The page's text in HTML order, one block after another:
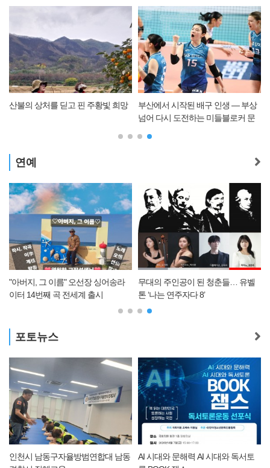
산불의 상처를 딛고 핀 주황빛 희망
부산에서 시작된 배구 인생 — 부상
넘어 다시 도전하는 미들블로커 문
연예
"아버지, 그 이름" 오선장 싱어송라
이터 14번째 곡 전세계 출시
무대의 주인공이 된 청춘들… 유벨
톤 ‘나는 연주자다 8’
포토뉴스
인천시 남동구자율방범연합대 남동
AI 시대와 문해력 AI 시대와 독서토